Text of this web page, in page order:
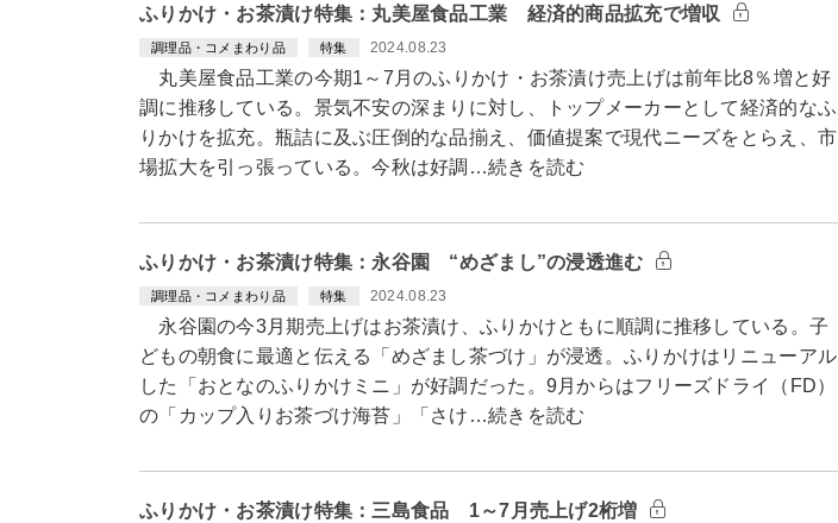
ふりかけ・お茶漬け特集：丸美屋食品工業 経済的商品拡充で増収
調理品・コメまわり品 特集 2024.08.23
丸美屋食品工業の今期1～7月のふりかけ・お茶漬け売上げは前年比8％増と好
調に推移している。景気不安の深まりに対し、トップメーカーとして経済的なふ
りかけを拡充。瓶詰に及ぶ圧倒的な品揃え、価値提案で現代ニーズをとらえ、市
場拡大を引っ張っている。今秋は好調…続きを読む
ふりかけ・お茶漬け特集：永谷園 “めざまし”の浸透進む
調理品・コメまわり品 特集 2024.08.23
永谷園の今3月期売上げはお茶漬け、ふりかけともに順調に推移している。子
どもの朝食に最適と伝える「めざまし茶づけ」が浸透。ふりかけはリニューアル
した「おとなのふりかけミニ」が好調だった。9月からはフリーズドライ（FD）
の「カップ入りお茶づけ海苔」「さけ…続きを読む
ふりかけ・お茶漬け特集：三島食品 1～7月売上げ2桁増